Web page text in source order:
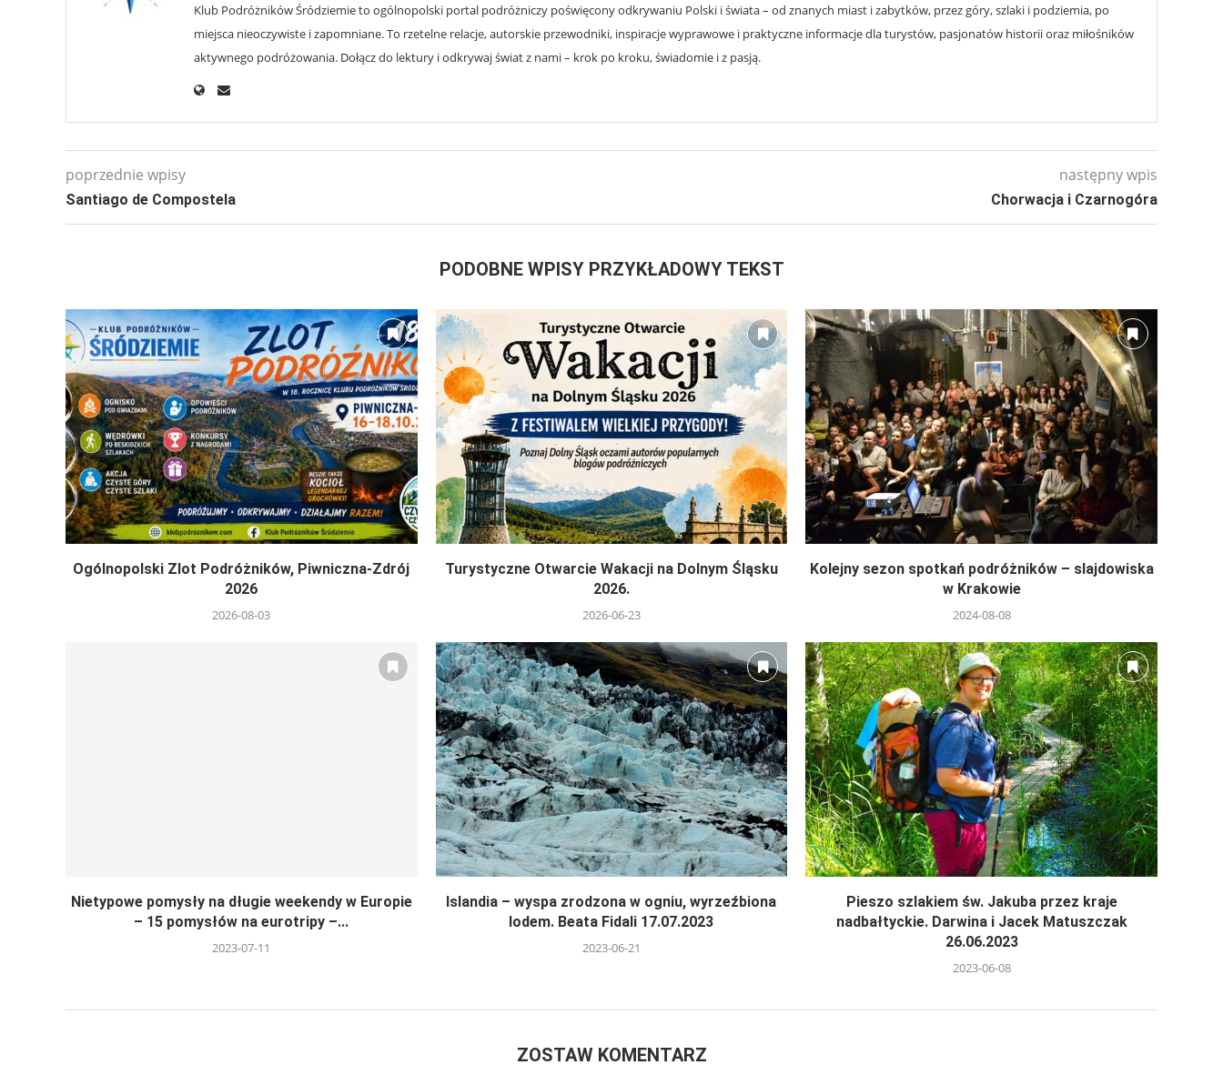
Klub Podróżników Śródziemie to ogólnopolski portal podróżniczy poświęcony odkrywaniu Polski i świata – od znanych miast i zabytków, przez góry, szlaki i podziemia, po
miejsca nieoczywiste i zapomniane. To rzetelne relacje, autorskie przewodniki, inspiracje wyprawowe i praktyczne informacje dla turystów, pasjonatów historii oraz miłośników
aktywnego podróżowania. Dołącz do lektury i odkrywaj świat z nami – krok po kroku, świadomie i z pasją.
poprzednie wpisy
Santiago de Compostela
następny wpis
Chorwacja i Czarnogóra
PODOBNE WPISY PRZYKŁADOWY TEKST
Ogólnopolski Zlot Podróżników, Piwniczna-Zdrój
2026
2026-08-03
Turystyczne Otwarcie Wakacji na Dolnym Śląsku
2026.
2026-06-23
Kolejny sezon spotkań podróżników – slajdowiska
w Krakowie
2024-08-08
Nietypowe pomysły na długie weekendy w Europie
– 15 pomysłów na eurotripy –...
2023-07-11
Islandia – wyspa zrodzona w ogniu, wyrzeźbiona
lodem. Beata Fidali 17.07.2023
2023-06-21
Pieszo szlakiem św. Jakuba przez kraje
nadbałtyckie. Darwina i Jacek Matuszczak
26.06.2023
2023-06-08
ZOSTAW KOMENTARZ